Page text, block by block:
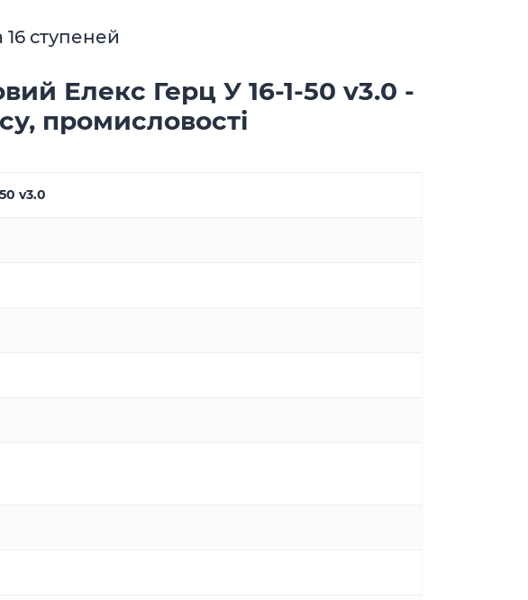
16 ступеней
Елекс Герц У 16-1-50 v3.0 -
промисловості
v3.0